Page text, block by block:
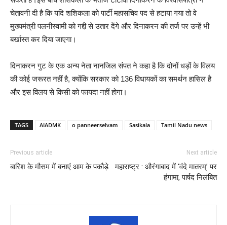
चेतावनी दी है कि यदि शशिकला को पार्टी महासचिव पद से हटाया गया तो वे
मुख्यमंत्री पलनीस्वामी को गद्दी से उतार देंगे और दिनाकरन की तर्ज पर उन्हें भी
बर्खास्त कर दिया जाएगा।
दिनाकरन गुट के एक अन्य नेता नानजिल संपत ने कहा है कि दोनों धड़ों के विलय
की कोई जरूरत नहीं है, क्योंकि सरकार को 136 विधायकों का समर्थन हासिल है
और इस विलय से किसी को फायदा नहीं होगा।
TAGS AIADMK o panneerselvam Sasikala Tamil Nadu news
Previous article
बारिश के मौसम में बनाएं आम के पकौड़े
Next article
महाराष्ट्र : औरंगाबाद में ‘वंदे मातरम्’ पर
हंगामा, पार्षद निलंबित